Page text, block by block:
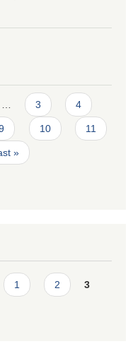
… 3 4
10 11
»
1 2 3